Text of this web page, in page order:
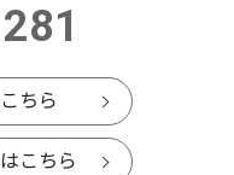
ちら
こちら